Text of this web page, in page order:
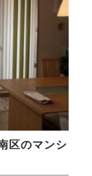
区のマンシ